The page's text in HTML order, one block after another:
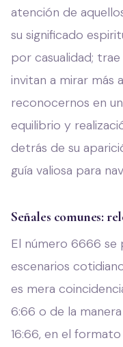
atención de
su significado
por casualidad;
invitan a mirar más
reconocernos en
equilibrio y
detrás de su
guía valiosa para
Señales comunes:
El número 6666
escenarios
es mera
6:66 o de la
16:66, en el